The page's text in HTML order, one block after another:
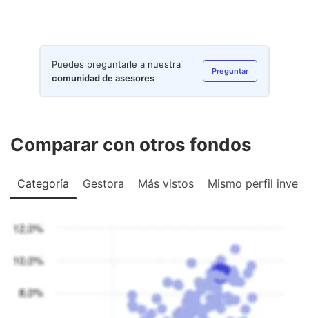
Puedes preguntarle a nuestra
comunidad de asesores
Preguntar
Comparar con otros fondos
Categoría Gestora Más vistos Mismo perfil